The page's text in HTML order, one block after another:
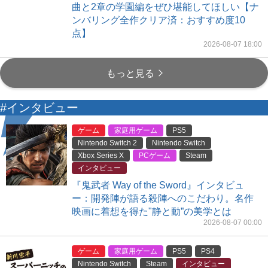
曲と2章の学園編をぜひ堪能してほしい【ナ
ンバリング全作クリア済：おすすめ度10
点】
2026-08-07 18:00
もっと見る
#インタビュー
ゲーム 家庭用ゲーム
PS5
Nintendo Switch 2
Nintendo Switch
Xbox Series X
PCゲーム
Steam
インタビュー
『鬼武者 Way of the Sword』インタビュ
ー：開発陣が語る殺陣へのこだわり。名作
映画に着想を得た"静と動”の美学とは
2026-08-07 00:00
ゲーム 家庭用ゲーム PS5
PS4
Nintendo Switch
Steam インタビュー